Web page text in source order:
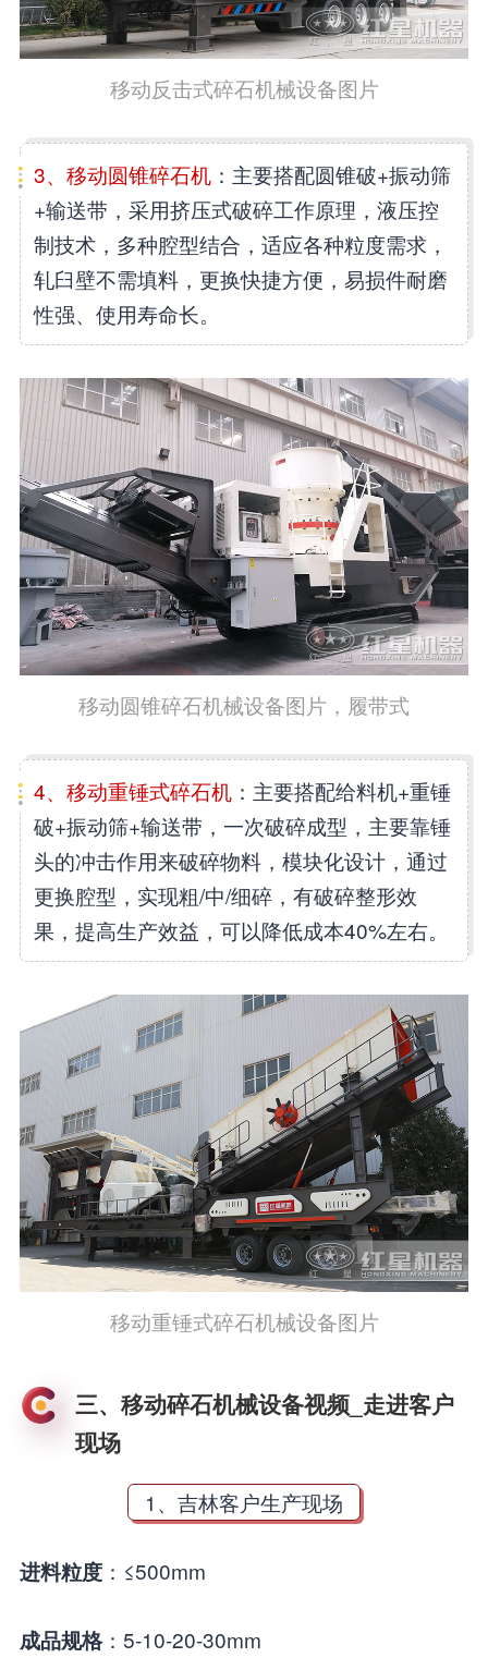
移动反击式碎石机械设备图片
3、移动圆锥碎石机：主要搭配圆锥破+振动筛
+输送带，采用挤压式破碎工作原理，液压控
制技术，多种腔型结合，适应各种粒度需求，
轧臼壁不需填料，更换快捷方便，易损件耐磨
性强、使用寿命长。
移动圆锥碎石机械设备图片，履带式
4、移动重锤式碎石机：主要搭配给料机+重锤
破+振动筛+输送带，一次破碎成型，主要靠锤
头的冲击作用来破碎物料，模块化设计，通过
更换腔型，实现粗/中/细碎，有破碎整形效
果，提高生产效益，可以降低成本40%左右。
移动重锤式碎石机械设备图片
三、移动碎石机械设备视频_走进客户
现场
1、吉林客户生产现场
进料粒度：≤500mm
成品规格：5-10-20-30mm